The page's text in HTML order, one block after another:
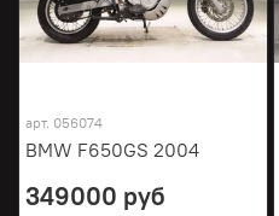
арт. 056074
BMW F650GS 2004
349000 руб